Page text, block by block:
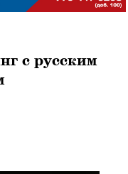
с русским